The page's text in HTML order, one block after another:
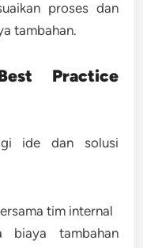
proses dan
tambahan.
Practice
ide dan solusi
tim internal
biaya tambahan